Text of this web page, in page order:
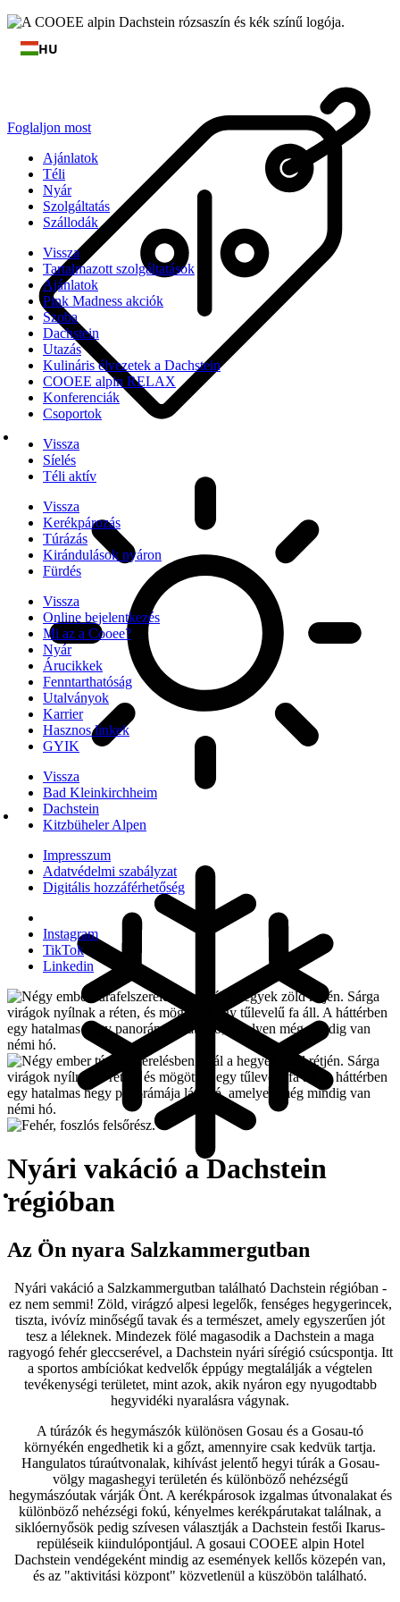
HU
Foglaljon most
Ajánlatok
Téli
Nyár
Szolgáltatás
Szállodák
Vissza
Tartalmazott szolgáltatások
Ajánlatok
Pink Madness akciók
Szoba
Dachstein
Utazás
Kulináris élvezetek a Dachstein
COOEE alpin RELAX
Konferenciák
Csoportok
Vissza
Síelés
Téli aktív
Vissza
Kerékpározás
Túrázás
Kirándulások nyáron
Fürdés
Vissza
Online bejelentkezés
Mi az a Cooee?
Nyár
Árucikkek
Fenntarthatóság
Utalványok
Karrier
Hasznos linkek
GYIK
Vissza
Bad Kleinkirchheim
Dachstein
Kitzbüheler Alpen
Impresszum
Adatvédelmi szabályzat
Digitális hozzáférhetőség
Instagram
TikTok
Linkedin
Nyári vakáció a Dachstein
régióban
Az Ön nyara Salzkammergutban
Nyári vakáció a Salzkammergutban található Dachstein régióban -
ez nem semmi! Zöld, virágzó alpesi legelők, fenséges hegygerincek,
tiszta, ivóvíz minőségű tavak és a természet, amely egyszerűen jót
tesz a léleknek. Mindezek fölé magasodik a Dachstein a maga
ragyogó fehér gleccserével, a Dachstein nyári sírégió csúcspontja. Itt
a sportos ambíciókat kedvelők éppúgy megtalálják a végtelen
tevékenységi területet, mint azok, akik nyáron egy nyugodtabb
hegyvidéki nyaralásra vágynak.
A túrázók és hegymászók különösen Gosau és a Gosau-tó
környékén engedhetik ki a gőzt, amennyire csak kedvük tartja.
Hangulatos túraútvonalak, kihívást jelentő hegyi túrák a Gosau-
völgy magashegyi területén és különböző nehézségű
hegymászóutak várják Önt. A kerékpárosok izgalmas útvonalakat és
különböző nehézségi fokú, kényelmes kerékpárutakat találnak, a
siklóernyősök pedig szívesen választják a Dachstein festői Ikarus-
repüléseik kiindulópontjául. A gosaui COOEE alpin Hotel
Dachstein vendégeként mindig az események kellős közepén van,
és az "aktivitási központ" közvetlenül a küszöbön található.